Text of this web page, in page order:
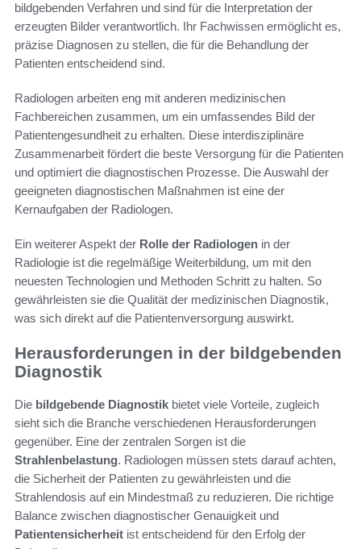
bildgebenden Verfahren und sind für die Interpretation der
erzeugten Bilder verantwortlich. Ihr Fachwissen ermöglicht es,
präzise Diagnosen zu stellen, die für die Behandlung der
Patienten entscheidend sind.
Radiologen arbeiten eng mit anderen medizinischen
Fachbereichen zusammen, um ein umfassendes Bild der
Patientengesundheit zu erhalten. Diese interdisziplinäre
Zusammenarbeit fördert die beste Versorgung für die Patienten
und optimiert die diagnostischen Prozesse. Die Auswahl der
geeigneten diagnostischen Maßnahmen ist eine der
Kernaufgaben der Radiologen.
Ein weiterer Aspekt der Rolle der Radiologen in der
Radiologie ist die regelmäßige Weiterbildung, um mit den
neuesten Technologien und Methoden Schritt zu halten. So
gewährleisten sie die Qualität der medizinischen Diagnostik,
was sich direkt auf die Patientenversorgung auswirkt.
Herausforderungen in der bildgebenden
Diagnostik
Die bildgebende Diagnostik bietet viele Vorteile, zugleich
sieht sich die Branche verschiedenen Herausforderungen
gegenüber. Eine der zentralen Sorgen ist die
Strahlenbelastung. Radiologen müssen stets darauf achten,
die Sicherheit der Patienten zu gewährleisten und die
Strahlendosis auf ein Mindestmaß zu reduzieren. Die richtige
Balance zwischen diagnostischer Genauigkeit und
Patientensicherheit ist entscheidend für den Erfolg der